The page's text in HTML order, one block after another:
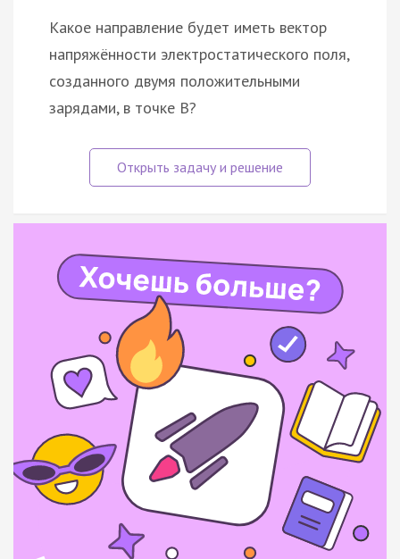
Какое направление будет иметь вектор
напряжённости электростатического поля,
созданного двумя положительными
зарядами, в точке B?